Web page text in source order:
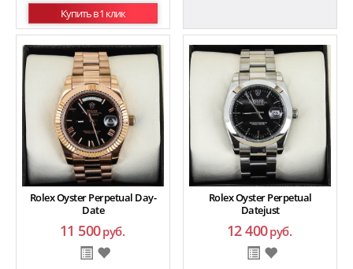
Купить в 1 клик
Rolex Oyster Perpetual Day-
Date
11 500руб.
Rolex Oyster Perpetual
Datejust
12 400руб.